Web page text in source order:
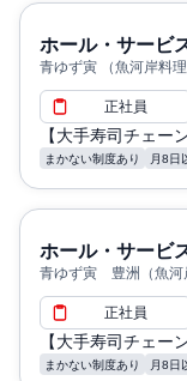
ホール・サービ
青ゆず寅 （魚河岸料
正社員
【大手寿司チェー
まかない制度あり 月8日
ホール・サービ
青ゆず寅 豊洲（魚河
正社員
【大手寿司チェー
まかない制度あり 月8日